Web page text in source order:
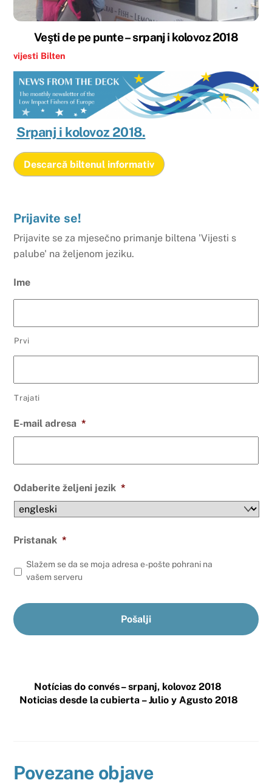
Veşti de pe punte – srpanj i kolovoz 2018
vijesti Bilten
Srpanj i kolovoz 2018.
Descarcă biltenul informativ
Prijavite se!
Prijavite se za mjesečno primanje biltena 'Vijesti s
palube' na željenom jeziku.
Ime
Prvi
Trajati
E-mail adresa *
Odaberite željeni jezik *
Pristanak *
Slažem se da se moja adresa e-pošte pohrani na
vašem serveru
Notícias do convés – srpanj, kolovoz 2018
Noticias desde la cubierta – Julio y Agusto 2018
Povezane objave